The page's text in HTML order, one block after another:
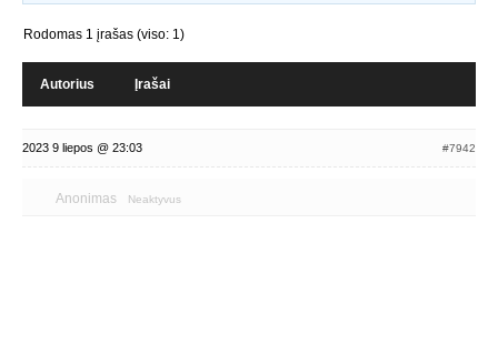
Rodomas 1 įrašas (viso: 1)
Autorius Įrašai
2023 9 liepos @ 23:03 #7942
Anonimas Neaktyvus